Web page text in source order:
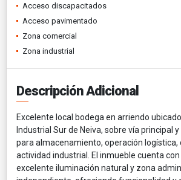
Acceso discapacitados
Acceso pavimentado
Zona comercial
Zona industrial
Descripción Adicional
Excelente local bodega en arriendo
Industrial Sur de Neiva, sobre vía principal y
para almacenamiento, operación logística,
actividad industrial. El inmueble cuenta
excelente iluminación natural y zona